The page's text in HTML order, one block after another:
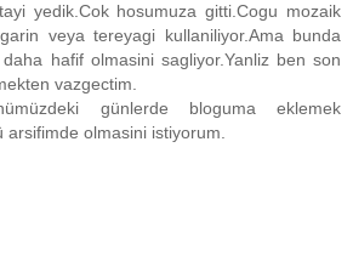
yedik.Cok hosumuza gitti.Cogu mozaik
veya tereyagi kullaniliyor.Ama bunda
hafif olmasini sagliyor.Yanliz ben son
vazgectim.
günlerde bloguma eklemek
arsifimde olmasini istiyorum.